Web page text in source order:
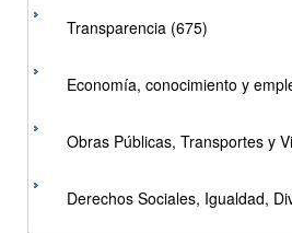
Transparencia (675)
Economía, conocimiento y
Obras Públicas, Transportes y
Derechos Sociales, Igualdad,